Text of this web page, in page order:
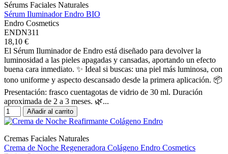
Sérums Faciales Naturales
Sérum Iluminador Endro BIO
Endro Cosmetics
ENDN311
18,10 €
El Sérum Iluminador de Endro está diseñado para devolver la
luminosidad a las pieles apagadas y cansadas, aportando un efecto
buena cara inmediato. ✨ Ideal si buscas: una piel más luminosa, con
tono uniforme y aspecto descansado desde la primera aplicación. 📦
Presentación: frasco cuentagotas de vidrio de 30 ml. Duración
aproximada de 2 a 3 meses. 🌿...
Añadir al carrito
Cremas Faciales Naturales
Crema de Noche Regeneradora Colágeno Endro Cosmetics